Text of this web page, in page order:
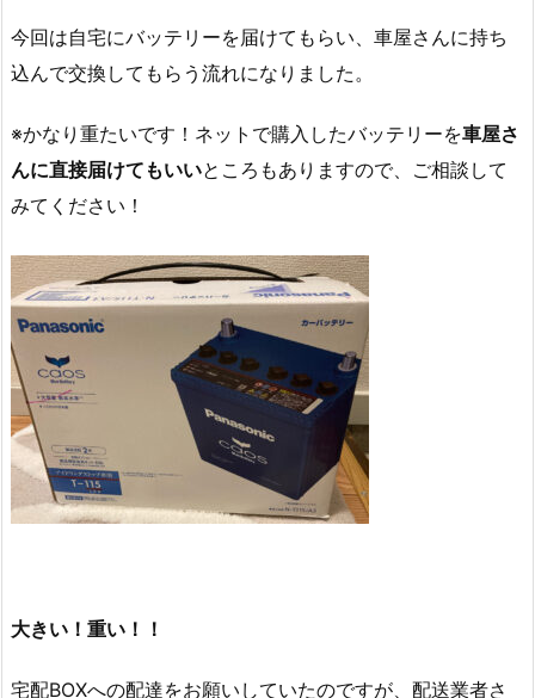
今回は自宅にバッテリーを届けてもらい、車屋さんに持ち
込んで交換してもらう流れになりました。
※かなり重たいです！ネットで購入したバッテリーを車屋さ
んに直接届けてもいいところもありますので、ご相談して
みてください！
大きい！重い！！
宅配BOXへの配達をお願いしていたのですが、配送業者さ